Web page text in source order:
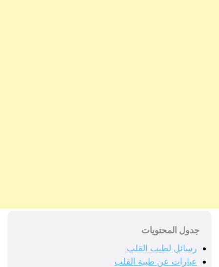
جدول المحتويات
رسائل لطيب القلب
عبارات عن طيبة القلب